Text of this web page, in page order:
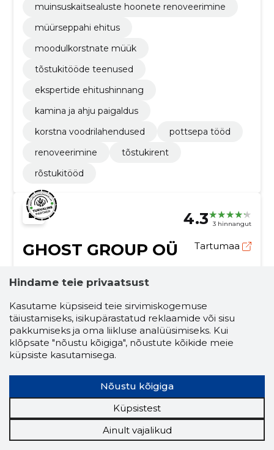
muinsuskaitsealuste hoonete renoveerimine
müürseppahi ehitus
moodulkorstnate müük
tõstukitööde teenused
ekspertide ehitushinnang
kamina ja ahju paigaldus
korstna voodrilahendused
pottsepa tööd
renoveerimine
tõstukirent
rõstukitööd
4.3 3 hinnangut
GHOST GROUP OÜ Tartumaa
Krediidiskoor:
Usaldusväärne
Töötajaid: 12
Prognooskäive (2026): 2 166 908 €
Teie kaup, meie prioriteet!
turvaliseks ja tõhusaks transportimiseks, olgu
tegemist siis lühikese linnasisese veduga või
rahvusvahelise kaubaveoga.kiired kaubaveo teenused
pika vahemaa kaubavedu
Hindame teie privaatsust
Kasutame küpsiseid teie sirvimiskogemuse
täiustamiseks, isikupärastatud reklaamide või sisu
pakkumiseks ja oma liikluse analüüsimiseks. Kui
klõpsate "nõustu kõigiga", nõustute kõikide meie
küpsiste kasutamisega.
Nõustu kõigiga
Küpsistest
Ainult vajalikud